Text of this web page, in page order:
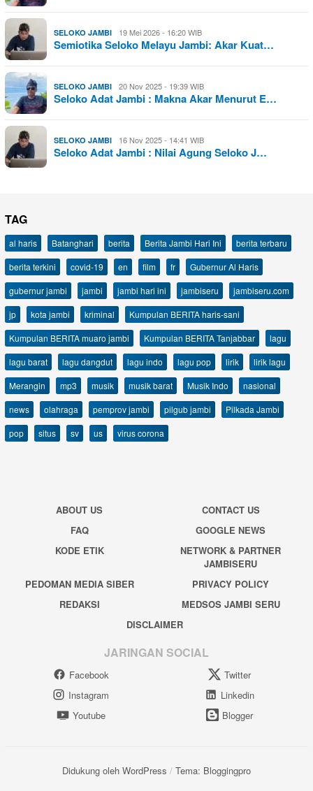
SELOKO JAMBI 19 Mei 2026 - 16:20 WIB
Semiotika Seloko Melayu Jambi: Akar Kuat…
SELOKO JAMBI 20 Nov 2025 - 19:39 WIB
Seloko Adat Jambi : Makna Akar Menurut E…
SELOKO JAMBI 16 Nov 2025 - 14:41 WIB
Seloko Adat Jambi : Nilai Agung Seloko J…
TAG
al haris Batanghari berita Berita Jambi Hari Ini
berita terbaru
berita terkini
covid-19 en film fr
Gubernur Al Haris
gubernur jambi
jambi jambi hari ini jambiseru
jambiseru.com
jp
kota jambi kriminal
Kumpulan BERITA haris-sani
Kumpulan BERITA muaro jambi
Kumpulan BERITA Tanjabbar
lagu
lagu barat
lagu dangdut lagu indo lagu pop lirik
lirik lagu
Merangin
mp3 musik musik barat Musik Indo
nasional
news
olahraga pemprov jambi pilgub jambi
Pilkada Jambi
pop
situs sv us virus corona
ABOUT US
CONTACT US
FAQ
GOOGLE NEWS
KODE ETIK
NETWORK & PARTNER
JAMBISERU
PEDOMAN MEDIA SIBER
PRIVACY POLICY
REDAKSI
MEDSOS JAMBI SERU
DISCLAIMER
JARINGAN SOCIAL
Facebook
Twitter
Instagram
Linkedin
Youtube
Blogger
Didukung oleh WordPress / Tema: Bloggingpro